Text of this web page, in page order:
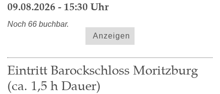
09.08.2026 - 15:30 Uhr
Noch 66 buchbar.
Anzeigen
Eintritt Barockschloss Moritzburg
(ca. 1,5 h Dauer)